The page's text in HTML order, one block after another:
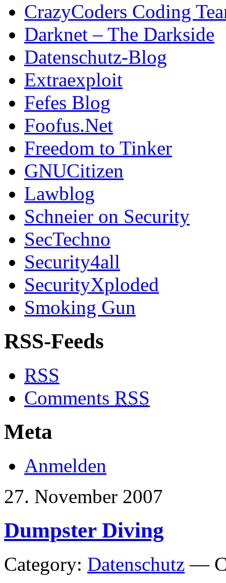
CrazyCoders Coding
Darknet – The Darkside
Datenschutz-Blog
Extraexploit
Fefes Blog
Foofus.Net
Freedom to Tinker
GNUCitizen
Lawblog
Schneier on Security
SecTechno
Security4all
SecurityXploded
Smoking Gun
RSS-Feeds
RSS
Comments RSS
Meta
Anmelden
27. November 2007
Dumpster Diving
Category: Datenschutz —